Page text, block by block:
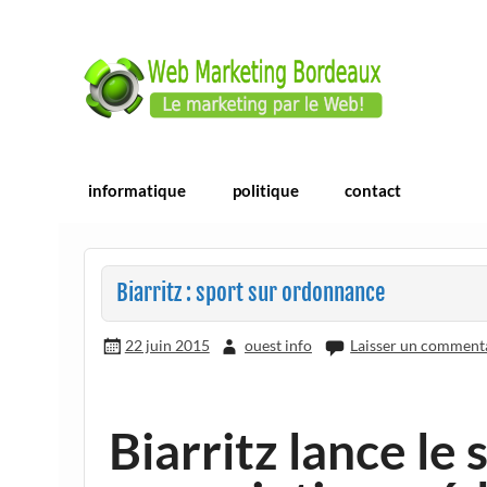
Webmarketing Bordeaux
E-commerce | ERP/CRM Dolibarr | Bordeaux
informatique politique contact
Biarritz : sport sur ordonnance
22 juin 2015 ouest info Laisser un
Biarritz lance le